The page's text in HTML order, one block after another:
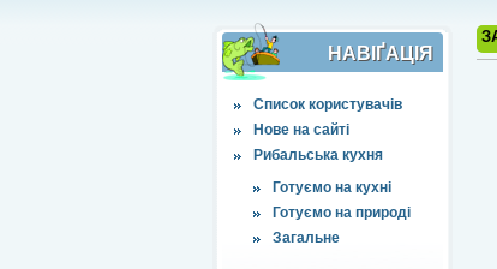
НАВІҐАЦІЯ
Список користувачів
Нове на сайті
Рибальська кухня
Готуємо на кухні
Готуємо на природі
Загальне